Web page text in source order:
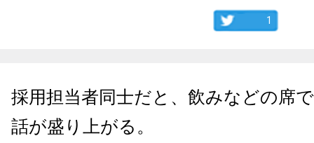
1
採用担当者同士だと、飲みなどの席
話が盛り上がる。